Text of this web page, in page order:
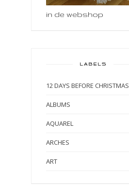
in de webshop
LABELS
12 DAYS BEFORE CHRISTMAS
ALBUMS
AQUAREL
ARCHES
ART